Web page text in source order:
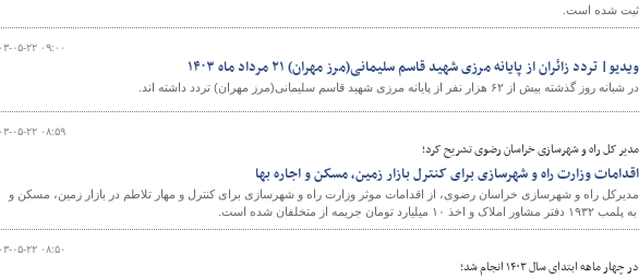
ثبت شده است.
۱۴۰۳-۰۵-۲۲
ویدیو| تردد زائران از پایانه مرزی شهید قاسم سلیمانی(مرز مهران) ۲۱ مرداد ماه ۱۴۰۳
در شبانه روز گذشته بیش از ۶۲ هزار نفر از پایانه مرزی شهید قاسم سلیمانی(مرز مهران) تردد داشته اند.
۱۴۰۳-۰۵-۲۲
مدیر کل راه و شهرسازی خراسان رضوی تشریح کرد؛
اقدامات وزارت راه و شهرسازی برای کنترل بازار زمین، مسکن و اجاره بها
مدیرکل راه و شهرسازی خراسان رضوی، از اقدامات موثر وزارت راه و شهرسازی برای کنترل و مهار تلاطم در بازار زمین، مسکن و
از متخلفان شده است.
۱۴۰۳-۰۵-۲۲
در چهار ماهه ابتدای سال ۱۴۰۳ انجام شد؛